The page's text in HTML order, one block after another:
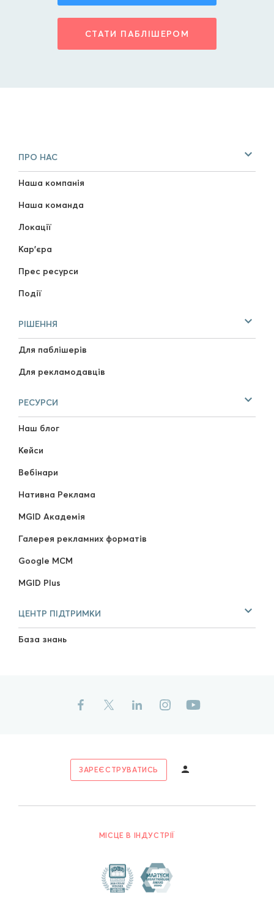
СТАТИ ПАБЛІШЕРОМ
ПРО НАС
Наша компанія
Наша команда
Локації
Кар'єра
Прес ресурси
Події
РІШЕННЯ
Для паблішерів
Для рекламодавців
РЕСУРСИ
Наш блог
Кейси
Вебінари
Нативна Реклама
MGID Академія
Галерея рекламних форматів
Google MCM
MGID Plus
ЦЕНТР ПІДТРИМКИ
База знань
ЗАРЕЄСТРУВАТИСЬ
МІСЦЕ В ІНДУСТРІЇ